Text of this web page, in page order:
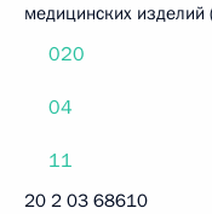
медицинских
020
04
11
20 2 03 68610